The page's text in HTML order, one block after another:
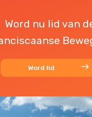
Word nu lid van
Word lid